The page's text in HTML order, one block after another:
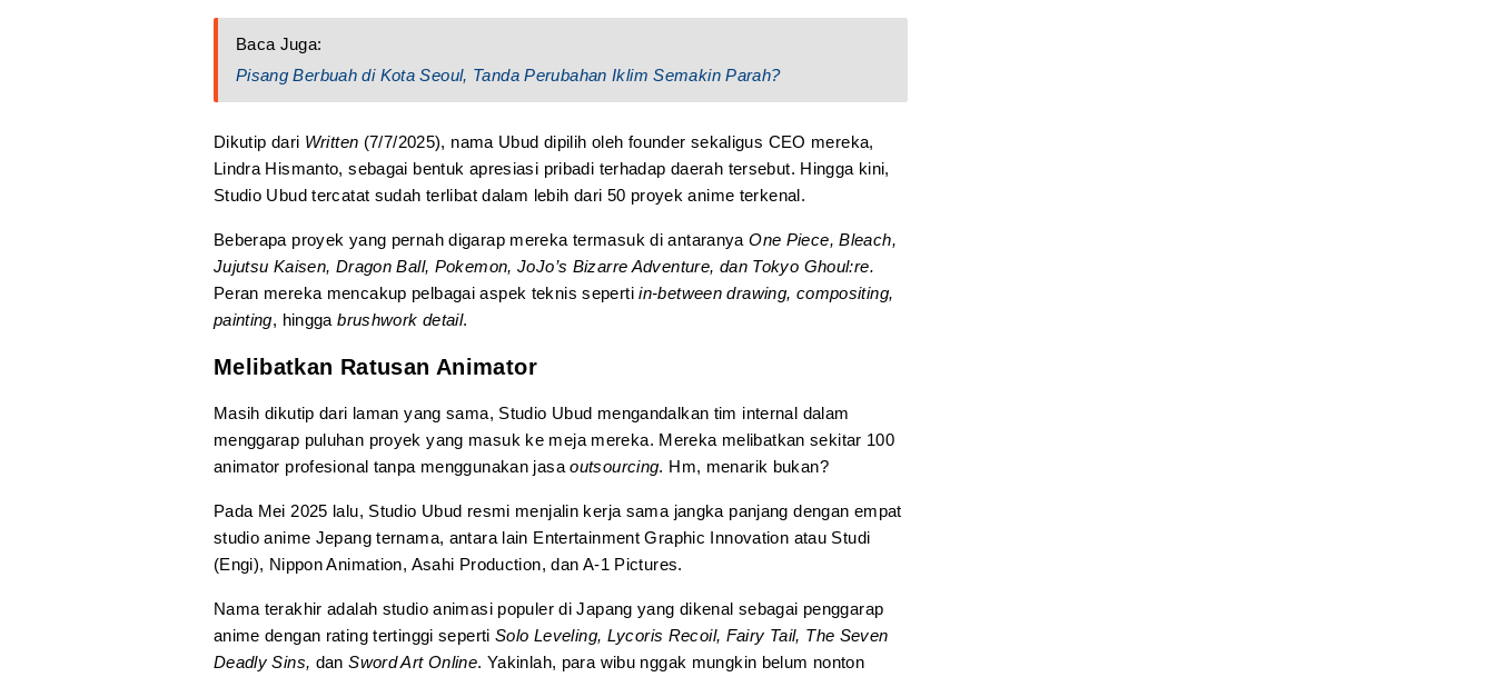
Baca Juga:
Pisang Berbuah di Kota Seoul, Tanda Perubahan Iklim Semakin Parah?
Dikutip dari Written (7/7/2025), nama Ubud dipilih oleh founder sekaligus CEO mereka,
Lindra Hismanto, sebagai bentuk apresiasi pribadi terhadap daerah tersebut. Hingga kini,
Studio Ubud tercatat sudah terlibat dalam lebih dari 50 proyek anime terkenal.
Beberapa proyek yang pernah digarap mereka termasuk di antaranyaOne Piece, Bleach,
Jujutsu Kaisen, Dragon Ball, Pokemon, JoJo’s Bizarre Adventure, dan Tokyo Ghoul:re.
Peran mereka mencakup pelbagai aspek teknis sepertiin-between drawing, compositing,
painting, hinggabrushwork detail.
Melibatkan Ratusan Animator
Masih dikutip dari laman yang sama, Studio Ubud mengandalkan tim internal dalam
menggarap puluhan proyek yang masuk ke meja mereka. Mereka melibatkan sekitar 100
animator profesional tanpa menggunakan jasaoutsourcing. Hm, menarik bukan?
Pada Mei 2025 lalu, Studio Ubud resmi menjalin kerja sama jangka panjang dengan empat
studio anime Jepang ternama, antara lain Entertainment Graphic Innovation atau Studi
(Engi), Nippon Animation, Asahi Production, dan A-1 Pictures.
Nama terakhir adalah studio animasi populer di Japang yang dikenal sebagai penggarap
anime dengan rating tertinggi sepertiSolo Leveling, Lycoris Recoil, Fairy Tail, The Seven
Deadly Sins, danSword Art Online. Yakinlah, para wibu nggak mungkin belum nonton